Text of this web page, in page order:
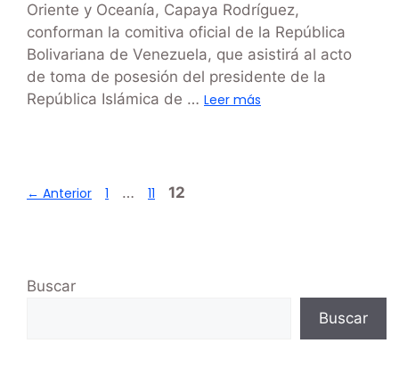
Oriente y Oceanía, Capaya Rodríguez,
conforman la comitiva oficial de la República
Bolivariana de Venezuela, que asistirá al acto
de toma de posesión del presidente de la
República Islámica de … Leer más
← Anterior 1 … 11 12
Buscar
Buscar